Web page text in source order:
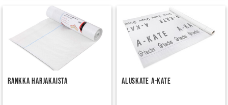
Rankka Harjakaista Aluskate A-Kate